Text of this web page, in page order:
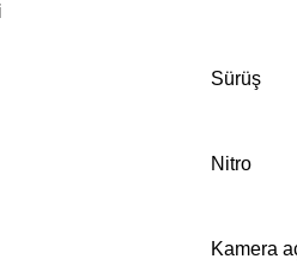
Sürüş
Nitro
Kamera